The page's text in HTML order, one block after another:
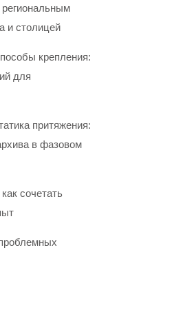
и столицей
крепления:
для
притяжения:
в фазовом
сочетать